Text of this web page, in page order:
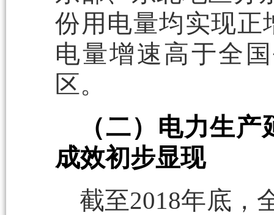
份用电量均实现正
电量增速高于全
区。
（二）电力生
成效初步显现
截至2018年底，